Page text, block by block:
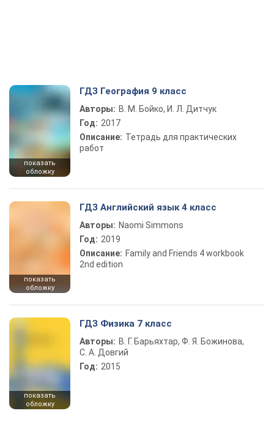
показать
обложку
ГДЗ География 9 класс
Авторы: В. М. Бойко, И. Л. Дитчук
Год: 2017
Описание: Тетрадь для практических
работ
показать
обложку
ГДЗ Английский язык 4 класс
Авторы: Naomi Simmons
Год: 2019
Описание: Family and Friends 4 workbook
2nd edition
показать
обложку
ГДЗ Физика 7 класс
Авторы: В. Г. Барьяхтар, Ф. Я. Божинова,
С. А. Довгий
Год: 2015